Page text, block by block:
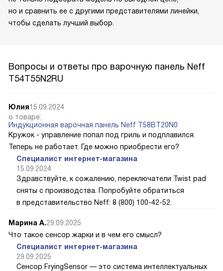
но и сравнить ее с другими представителями линейки,
чтобы сделать лучший выбор.
Вопросы и ответы про варочную панель Neff
T54T55N2RU
Юлия15.09.2024
о товаре:
Индукционная варочная панель Neff T58BT20N0
Кружок - управление попал под гриль и подплавился.
Теперь не работает. Где можно приобрести его?
Специалист интернет-магазина
15.09.2024
Здравствуйте, к сожалению, переключатели Twist pad
сняты с производства. Попробуйте обратиться
в представительство Neff: 8 (800) 100-42-52.
Марина А.29.09.2025
Что такое сенсор жарки и в чем его смысл?
Специалист интернет-магазина
29.09.2025
Сенсор FryingSensor — это система интеллектуальных